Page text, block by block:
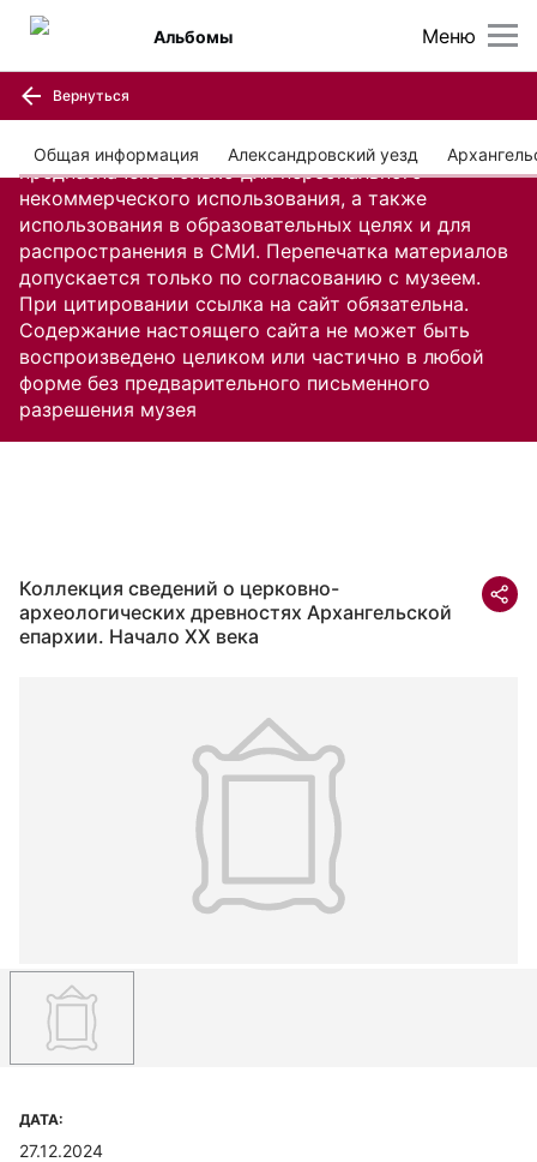
Содержание настоящего сайта, включая все
изображения и текстовую информацию,
предназначено только для персонального
некоммерческого использования, а также
использования в образовательных целях и для
распространения в СМИ. Перепечатка материалов
допускается только по согласованию с музеем.
При цитировании ссылка на сайт обязательна.
Содержание настоящего сайта не может быть
воспроизведено целиком или частично в любой
форме без предварительного письменного
разрешения музея
Меню
Альбомы
Вернуться
Общая информация Александровский уезд
Коллекция сведений о церковно-
археологических древностях Архангельской
епархии. Начало XX века
ДАТА:
27.12.2024